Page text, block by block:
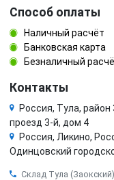
Способ оплаты
Наличный расчёт
Банковская карта
Безналичный
Контакты
Россия, Тула, район
проезд 3-й, дом 4
Россия, Ликино,
Одинцовский
Склад Тула (Заокский)